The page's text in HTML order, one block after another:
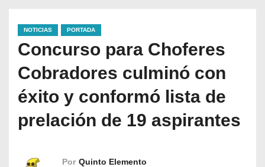
NOTICIAS PORTADA
Concurso para Choferes
Cobradores culminó con
éxito y conformó lista de
prelación de 19 aspirantes
Por Quinto Elemento